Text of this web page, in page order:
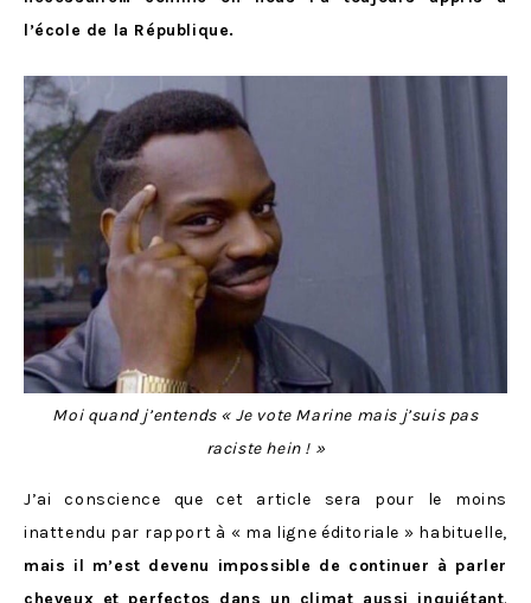
l’école de la République.
Moi quand j’entends « Je vote Marine mais j’suis pas
raciste hein ! »
J’ai conscience que cet article sera pour le moins
inattendu par rapport à « ma ligne éditoriale » habituelle,
mais il m’est devenu impossible de continuer à parler
cheveux et perfectos dans un climat aussi inquiétant.